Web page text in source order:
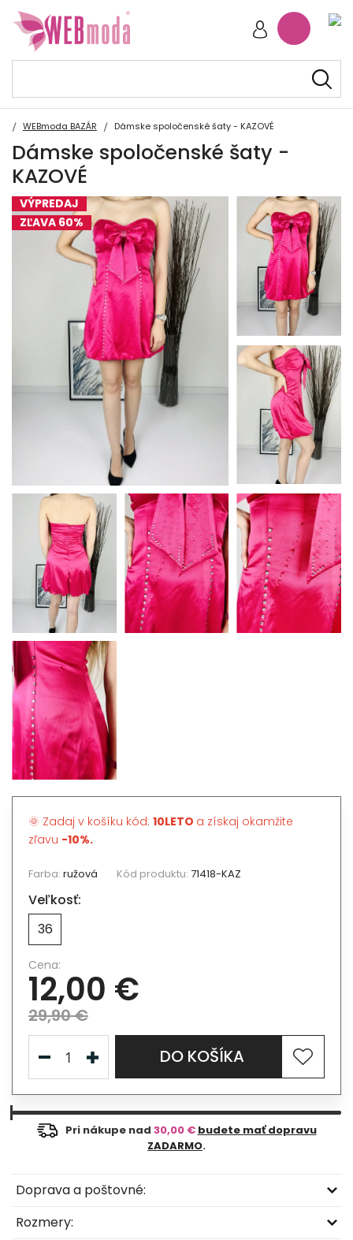
WEBmoda BAZÁR Dámske spoločenské šaty - KAZOVÉ
Dámske spoločenské šaty -
KAZOVÉ
VÝPREDAJ
ZĽAVA 60%
🌞 Zadaj v košíku kód: 10LETO a získaj okamžite
zľavu -10%.
Farba: ružová Kód produktu: 71418-KAZ
Veľkosť:
36
Cena:
12,00 €
29,90 €
DO KOŠÍKA
Pri nákupe nad 30,00 € budete mať dopravu
ZADARMO.
Doprava a poštovné:
Rozmery: